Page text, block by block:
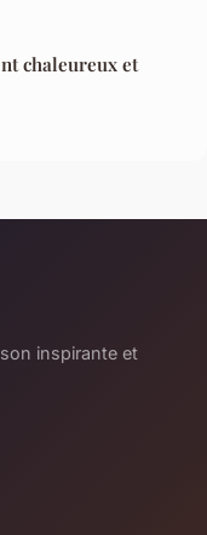
chaleureux et
inspirante et